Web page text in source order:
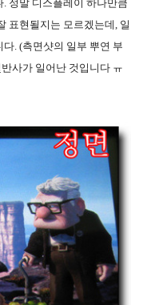
정말 디스플레이 하나만큼
표현될지는 모르겠는데, 일
. (측면샷의 일부 뿌연 부
사가 일어난 것입니다 ㅠ